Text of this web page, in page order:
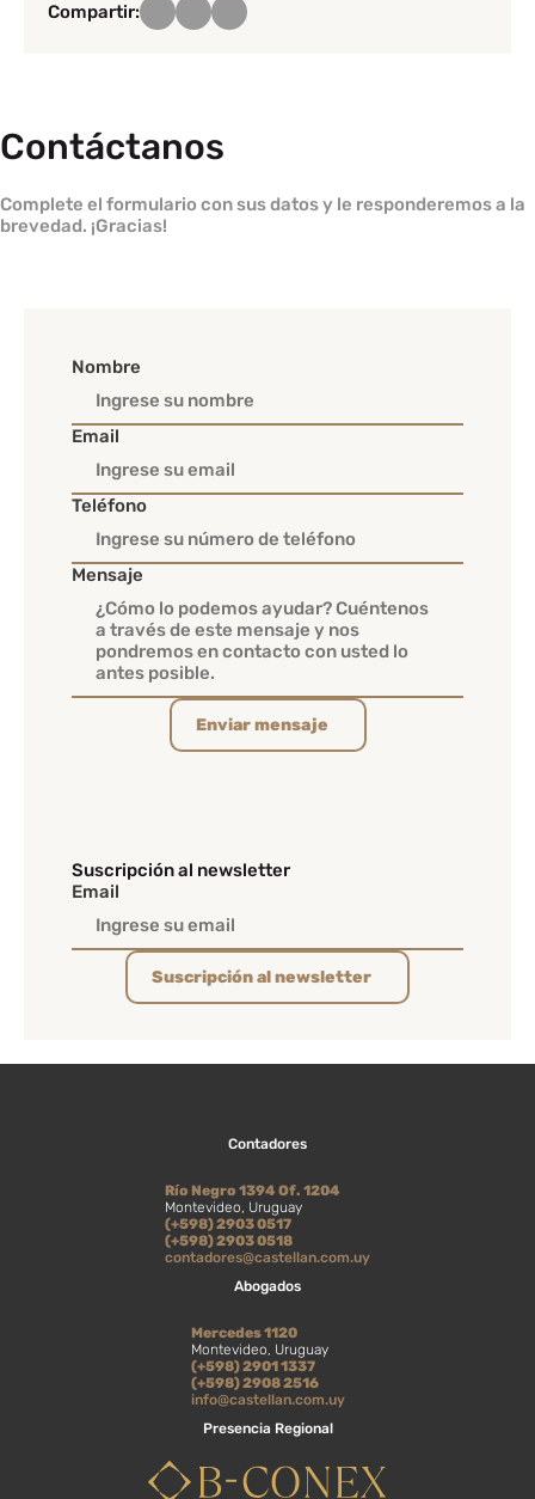
Compartir:
Contáctanos
Complete el formulario con sus datos y le responderemos a la
brevedad. ¡Gracias!
Nombre
Email
Teléfono
Mensaje
Enviar mensaje
Suscripción al newsletter
Email
Suscripción al newsletter
Presencia Regional
Abogados
Mercedes 1120
Montevideo, Uruguay
(+598) 2901 1337
(+598) 2908 2516
info@castellan.com.uy
Contadores
Río Negro 1394 Of. 1204
Montevideo, Uruguay
(+598) 2903 0517
(+598) 2903 0518
contadores@castellan.com.uy